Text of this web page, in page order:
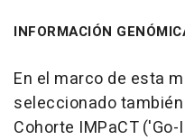
INFORMACIÓN
En el marco de esta
seleccionado
Cohorte IMPaCT